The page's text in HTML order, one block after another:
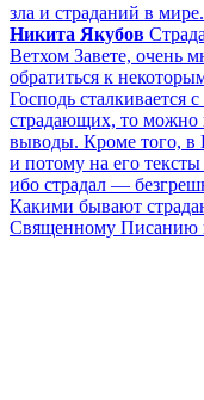
зла и страданий в
Никита Якубов
Ветхом Завете, очень
обратиться к
Господь сталкивается
страдающих, то можно
выводы. Кроме того, в
и потому на его
ибо страдал —
Какими бывают
Священному Писанию